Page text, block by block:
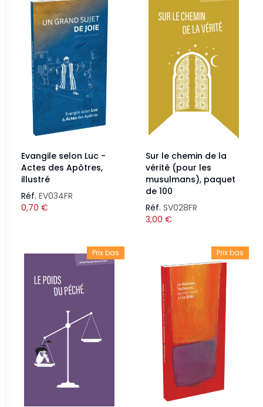
Evangile selon Luc -
Actes des Apôtres,
illustré
Réf. EV034FR
0,70 €
Sur le chemin de la
vérité (pour les
musulmans), paquet
de 100
Réf. SV028FR
3,00 €
Prix bas Prix bas